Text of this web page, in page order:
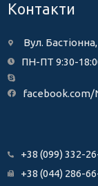
Контакти
Вул.
ПН-ПТ 9:30-
facebook.com/
+38 (099) 332-
+38 (044) 286-